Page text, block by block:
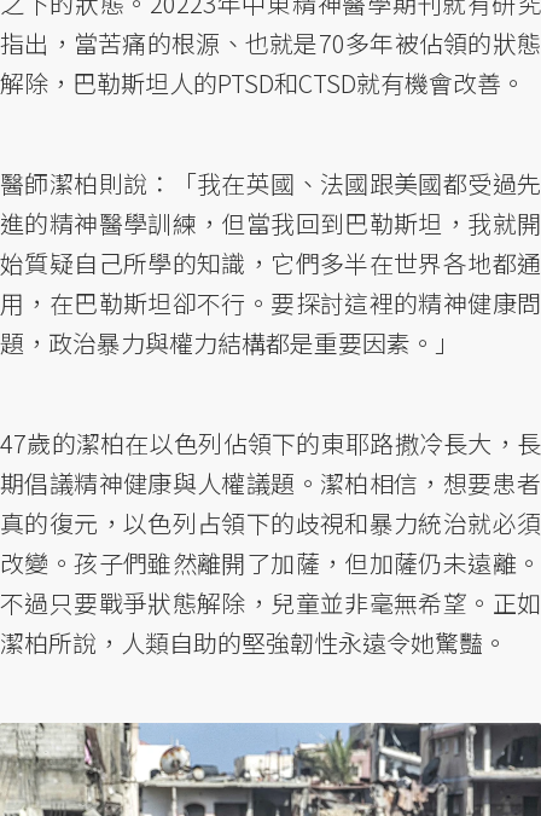
指出，當苦痛的根源、也就是70多年被佔領的狀態
解除，巴勒斯坦人的PTSD和CTSD就有機會改善。
醫師潔柏則說：「我在英國、法國跟美國都受過先
進的精神醫學訓練，但當我回到巴勒斯坦，我就開
始質疑自己所學的知識，它們多半在世界各地都通
用，在巴勒斯坦卻不行。要探討這裡的精神健康問
題，政治暴力與權力結構都是重要因素。」
47歲的潔柏在以色列佔領下的東耶路撒冷長大，長
期倡議精神健康與人權議題。潔柏相信，想要患者
真的復元，以色列占領下的歧視和暴力統治就必須
改變。孩子們雖然離開了加薩，但加薩仍未遠離。
不過只要戰爭狀態解除，兒童並非毫無希望。正如
潔柏所說，人類自助的堅強韌性永遠令她驚豔。